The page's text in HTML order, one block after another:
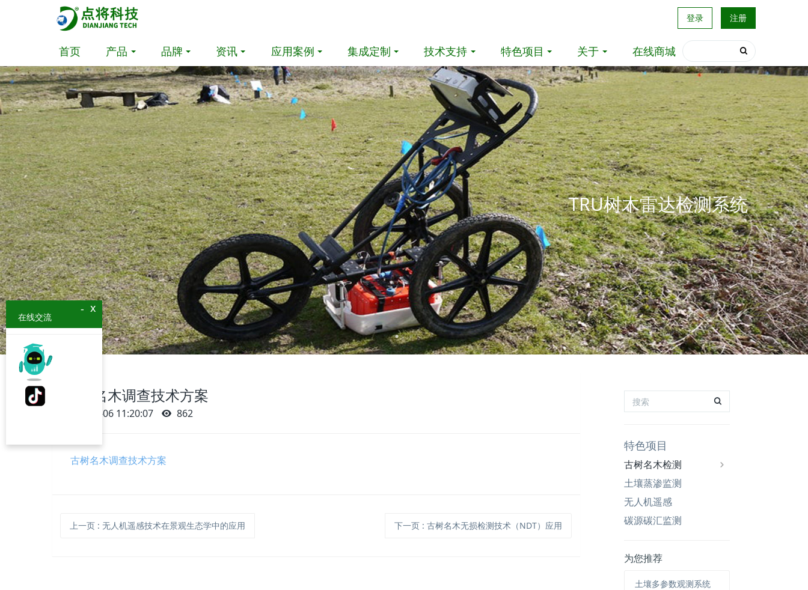
登录 注册
首页 产品 品牌 资讯 应用案例 集成定制 技术支持 特色项目 关于 在线商城
TRU树木雷达检测系统
古树名木调查技术方案
2021-07-06 11:20:07 862
古树名木调查技术方案
上一页 : 无人机遥感技术在景观生态学中的应用 下一页 : 古树名木无损检测技术（NDT）应用
特色项目
古树名木检测
土壤蒸渗监测
无人机遥感
碳源碳汇监测
为您推荐
土壤多参数观测系统
x
-
在线交流